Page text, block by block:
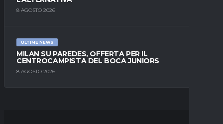
8 AGOSTO 2026
ULTIME NEWS
MILAN SU PAREDES, OFFERTA PER IL
CENTROCAMPISTA DEL BOCA JUNIORS
8 AGOSTO 2026